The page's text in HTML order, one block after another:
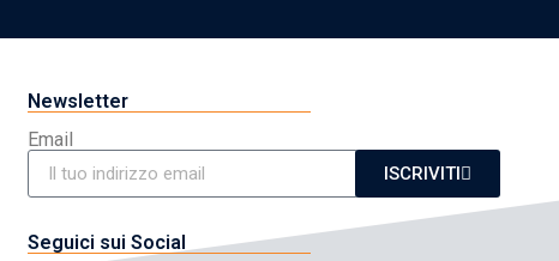
Newsletter
Email
ISCRIVITI
Seguici sui Social